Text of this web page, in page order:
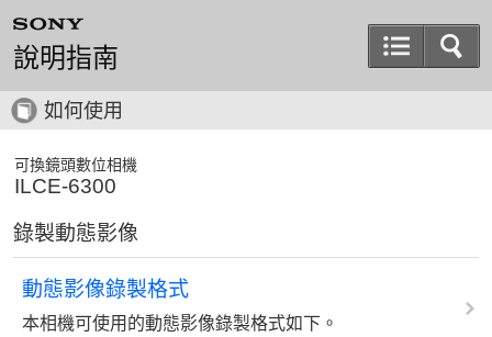
說明指南
如何使用
可換鏡頭數位相機
ILCE-6300
錄製動態影像
動態影像錄製格式
本相機可使用的動態影像錄製格式如下。